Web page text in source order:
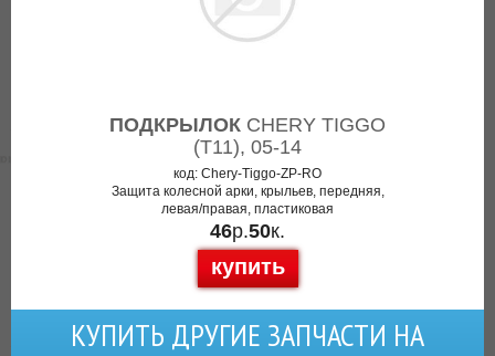
ПОДКРЫЛОК CHERY TIGGO
(T11), 05-14
код: Chery-Tiggo-ZP-RO
Защита колесной арки, крыльев, передняя,
левая/правая, пластиковая
46р.50к.
купить
КУПИТЬ ДРУГИЕ ЗАПЧАСТИ НА